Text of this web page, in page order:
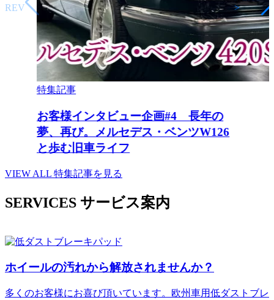
特集記事
お客様インタビュー企画#4 長年の
夢、再び。メルセデス・ベンツW126
と歩む旧車ライフ
PREV
>
VIEW ALL 特集記事を見る
SERVICES サービス案内
ホイールの汚れから解放されませんか？
多くのお客様にお喜び頂いています。欧州車用低ダストブレ